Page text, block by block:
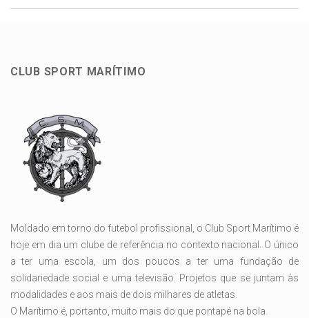
CLUB SPORT MARÍTIMO
Moldado em torno do futebol profissional, o Club Sport Marítimo é
hoje em dia um clube de referência no contexto nacional. O único
a ter uma escola, um dos poucos a ter uma fundação de
solidariedade social e uma televisão. Projetos que se juntam às
modalidades e aos mais de dois milhares de atletas.
O Marítimo é, portanto, muito mais do que pontapé na bola.